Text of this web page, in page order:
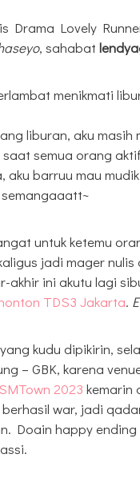
Drama Lovely
, sahabat
menikmati
liburan, aku masih
semua orang
aku barruu mau
untuk ketemu
jadi mager nulis
akhir ini akutu lagi
TDS3 Jakarta.
kudu dipikirin,
– GBK, karena
SMTown 2023 kemarin
berhasil war, jadi
Doain happy ending